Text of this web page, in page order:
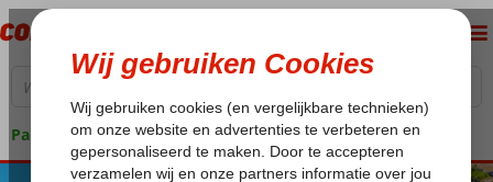
Pakketgarantie